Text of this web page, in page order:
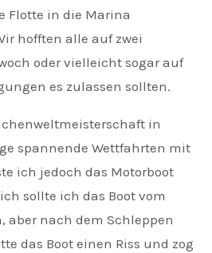
Flotte in die Marina
hofften alle auf zwei
oder vielleicht sogar auf
es zulassen sollten.
in
spannende Wettfahrten mit
ich jedoch das Motorboot
sollte ich das Boot vom
aber nach dem Schleppen
das Boot einen Riss und zog